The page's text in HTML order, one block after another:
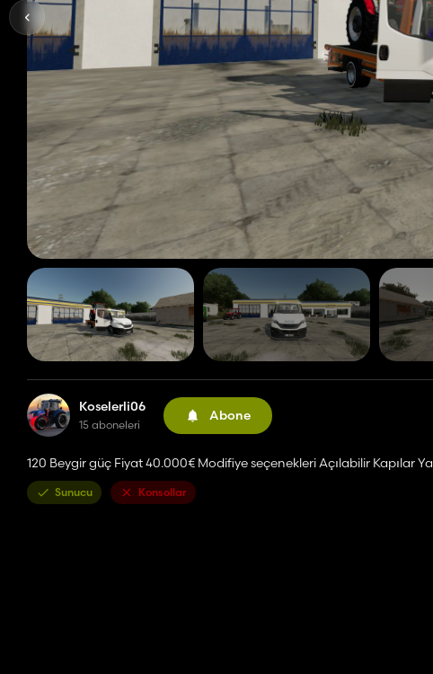
Koselerli06
15 aboneleri
Abone
120 Beygir güç Fiyat 40.000€ Modifiye seçenekleri Açılabilir Kapılar
Sunucu Konsollar